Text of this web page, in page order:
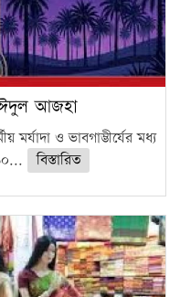
ঈদুল আজহা
ও ভাবগাম্ভীর্যের মধ্য
বিস্তারিত